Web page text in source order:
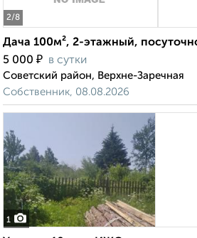
2/8
Дача 100м², 2-этажный,
5 000 ₽ в сутки
Советский район, Верхне-Заречная
Собственник, 08.08.2026
1